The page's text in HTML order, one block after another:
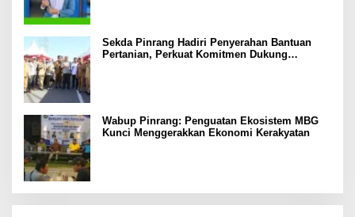
Sekda Pinrang Hadiri Penyerahan Bantuan
Pertanian, Perkuat Komitmen Dukung
Wabup Pinrang: Penguatan Ekosistem MBG
Kunci Menggerakkan Ekonomi Kerakyatan